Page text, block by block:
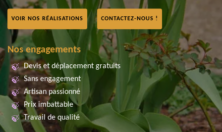
VOIR NOS RÉALISATIONS CONTACTEZ-NOUS !
Nos engagements
Devis et déplacement gratuits
Sans engagement
Artisan passionné
Prix imbattable
Travail de qualité